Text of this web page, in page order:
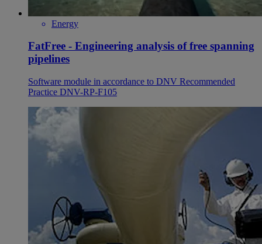
Energy
FatFree - Engineering analysis of free spanning
pipelines
Software module in accordance to DNV Recommended
Practice DNV-RP-F105